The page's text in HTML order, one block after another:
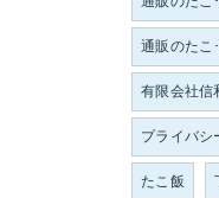
通販のたこ
有限会社信
プライバシ
たこ飯